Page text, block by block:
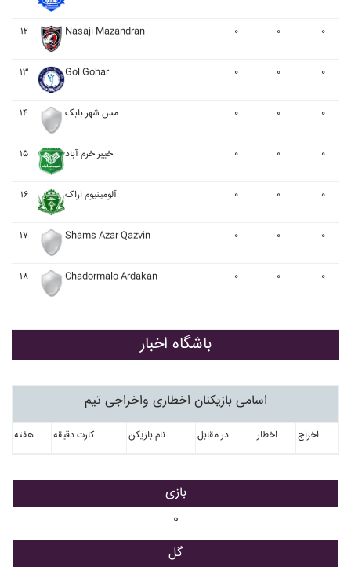
۱۲ Nasaji Mazandran ۰ ۰ ۰
۱۳ Gol Gohar ۰ ۰ ۰
۱۴ مس شهر بابک ۰ ۰ ۰
۱۵ خيبر خرم آباد ۰ ۰ ۰
۱۶ آلومينيوم اراک ۰ ۰ ۰
۱۷ Shams Azar Qazvin ۰ ۰ ۰
۱۸ Chadormalo Ardakan ۰ ۰ ۰
باشگاه اخبار
اسامی بازیکنان اخطاری واخراجی تیم
هفته کارت دقیقه نام بازیکن در مقابل اخطار اخراج
بازی
۰
گل